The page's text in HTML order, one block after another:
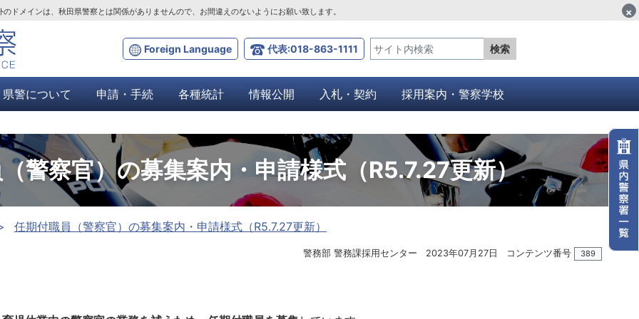
Foreign Language 代表:018-863-1111 検索
ドメインは、秋田県警察とは関係がありませんので、お間違えのないようにお願い致します。 ×
県警について 申請・手続 各種統計 情報公開 入札・契約 採用案内・警察学校
警察官）の募集案内・申請様式（R5.7.27更新）
任期付職員（警察官）の募集案内・申請様式（R5.7.27更新）
警務部 警務課採用センター 2023年07月27日 コンテンツ番号 389